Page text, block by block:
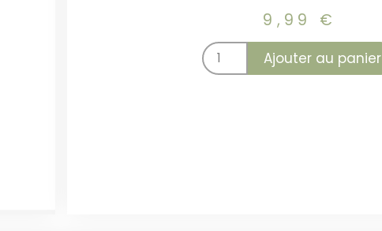
9,99 €
Ajouter au panier